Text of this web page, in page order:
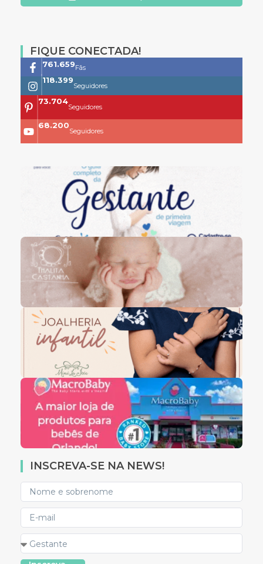
FIQUE CONECTADA!
761.659Fãs
118.399
Seguidores
73.704
Seguidores
68.200
Seguidores
INSCREVA-SE NA NEWS!